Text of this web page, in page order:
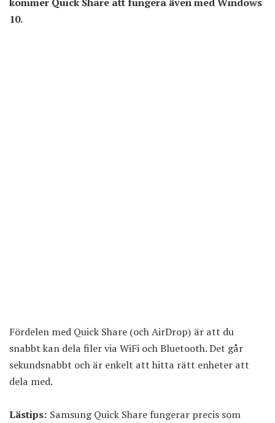
10.
Fördelen med Quick Share (och AirDrop) är att du
snabbt kan dela filer via WiFi och Bluetooth. Det går
sekundsnabbt och är enkelt att hitta rätt enheter att
dela med.
Lästips: Samsung Quick Share fungerar precis som